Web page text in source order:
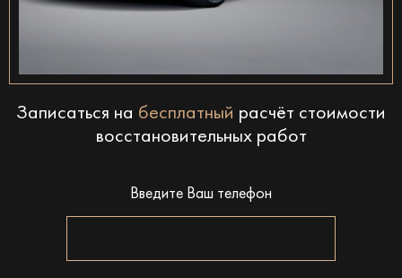
Записаться на бесплатный расчёт стоимости
восстановительных работ
Введите Ваш телефон